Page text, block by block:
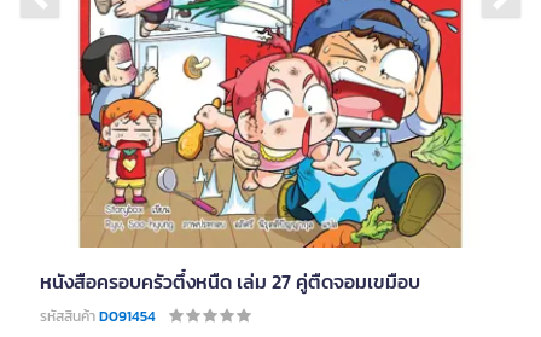
Previous slide
หนังสือครอบครัวตึ๋งหนืด เล่ม 27 คู่ตืดจอมเขมือบ
รหัสสินค้าD091454